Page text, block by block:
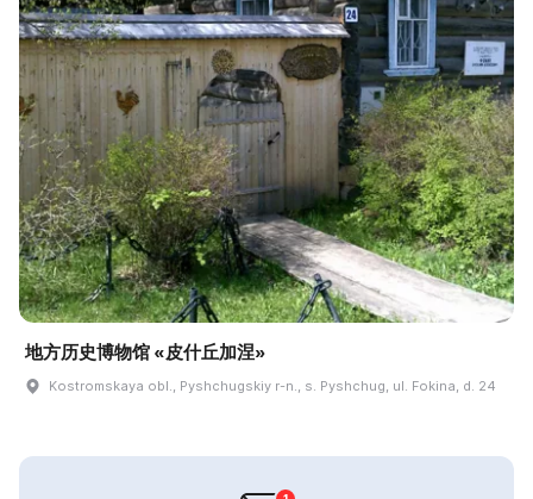
地方历史博物馆 «皮什丘加涅»
Kostromskaya obl., Pyshchugskiy r-n., s. Pyshchug, ul. Fokina, d. 24